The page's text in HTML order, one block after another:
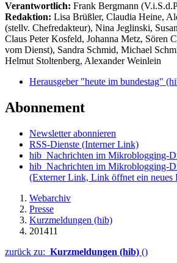
Verantwortlich: Frank Bergmann
Redaktion: Lisa Brüßler, Claudia Heine,
(stellv. Chefredakteur), Nina Jeglinski,
Claus Peter Kosfeld, Johanna Metz, Sören
vom Dienst), Sandra Schmid, Michael
Helmut Stoltenberg, Alexander Weinlein
Herausgeber "heute im bundestag"
Abonnement
Newsletter abonnieren
RSS-Dienste (Interner Link)
hib_Nachrichten im Mikroblogging-
hib_Nachrichten im Mikroblogging-
(Externer Link, Link öffnet ein neues
Webarchiv
Presse
Kurzmeldungen (hib)
201411
zurück zu: Kurzmeldungen (hib) ()